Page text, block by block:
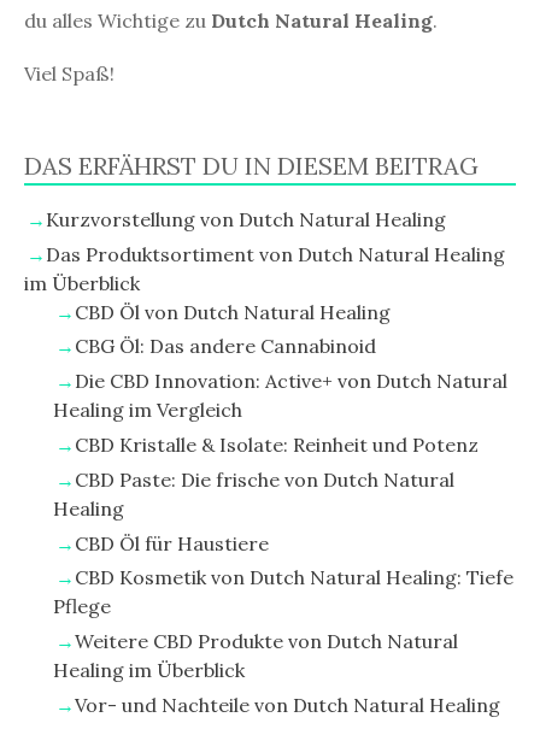
du alles Wichtige zu Dutch Natural Healing.
Viel Spaß!
DAS ERFÄHRST DU IN DIESEM BEITRAG
Kurzvorstellung von Dutch Natural Healing
Das Produktsortiment von Dutch Natural Healing
im Überblick
CBD Öl von Dutch Natural Healing
CBG Öl: Das andere Cannabinoid
Die CBD Innovation: Active+ von Dutch Natural
Healing im Vergleich
CBD Kristalle & Isolate: Reinheit und Potenz
CBD Paste: Die frische von Dutch Natural
Healing
CBD Öl für Haustiere
CBD Kosmetik von Dutch Natural Healing: Tiefe
Pflege
Weitere CBD Produkte von Dutch Natural
Healing im Überblick
Vor- und Nachteile von Dutch Natural Healing